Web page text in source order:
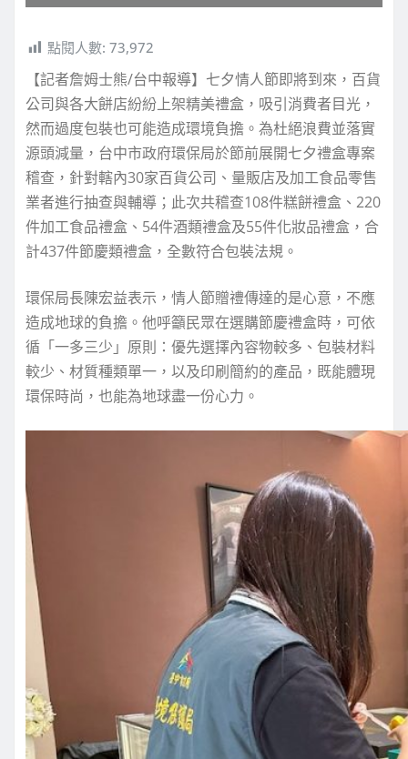
點閱人數: 73,972
【記者詹姆士熊/台中報導】七夕情人節即將到來，百貨
公司與各大餅店紛紛上架精美禮盒，吸引消費者目光，
然而過度包裝也可能造成環境負擔。為杜絕浪費並落實
源頭減量，台中市政府環保局於節前展開七夕禮盒專案
稽查，針對轄內30家百貨公司、量販店及加工食品零售
業者進行抽查與輔導；此次共稽查108件糕餅禮盒、220
件加工食品禮盒、54件酒類禮盒及55件化妝品禮盒，合
計437件節慶類禮盒，全數符合包裝法規。
環保局長陳宏益表示，情人節贈禮傳達的是心意，不應
造成地球的負擔。他呼籲民眾在選購節慶禮盒時，可依
循「一多三少」原則：優先選擇內容物較多、包裝材料
較少、材質種類單一，以及印刷簡約的產品，既能體現
環保時尚，也能為地球盡一份心力。